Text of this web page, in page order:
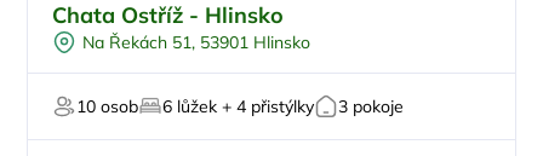
Chata Ostříž - Hlinsko
Na Řekách 51, 53901 Hlinsko
10 osob 6 lůžek + 4 přistýlky 3 pokoje